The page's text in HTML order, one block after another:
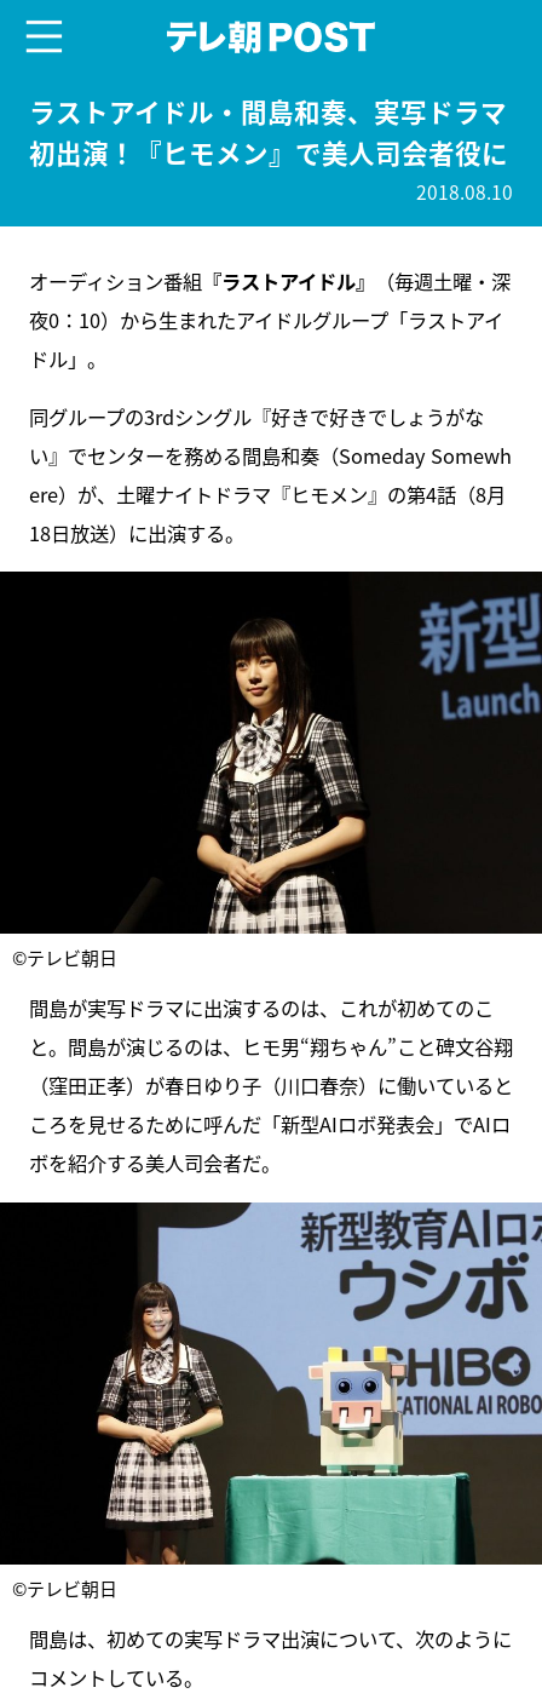
ラストアイドル・間島和奏、実写ドラマ
初出演！『ヒモメン』で美人司会者役に
2018.08.10
オーディション番組 『ラストアイドル』
（毎週土曜・深
夜0：10）から生まれたアイドルグループ「ラストアイ
ドル」。
同グループの3rdシングル『好きで好きでしょうがな
い』でセンターを務める間島和奏（Someday Somewh
ere）が、土曜ナイトドラマ『ヒモメン』の第4話（8月
18日放送）に出演する。
©テレビ朝日
間島が実写ドラマに出演するのは、これが初めてのこ
と。間島が演じるのは、ヒモ男“翔ちゃん”こと碑文谷翔
（窪田正孝）が春日ゆり子（川口春奈）に働いていると
ころを見せるために呼んだ「新型AIロボ発表会」でAIロ
ボを紹介する美人司会者だ。
©テレビ朝日
間島は、初めての実写ドラマ出演について、次のように
コメントしている。